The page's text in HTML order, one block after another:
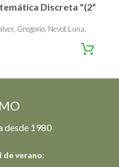
Discreta "(2ª
Gregorio, Nevot Luna,
desde 1980
de verano: